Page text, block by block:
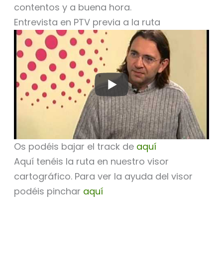
contentos y a buena hora.
Entrevista en PTV previa a la ruta
Os podéis bajar el track de aquí
Aquí tenéis la ruta en nuestro visor
cartográfico. Para ver la ayuda del visor
podéis pinchar aquí